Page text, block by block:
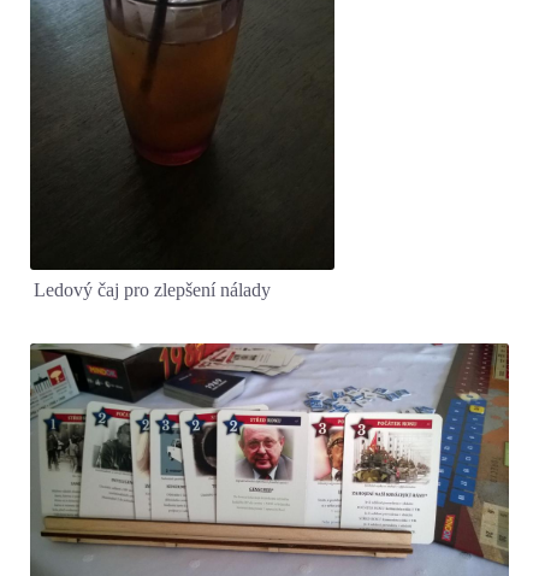
Ledový čaj pro zlepšení nálady